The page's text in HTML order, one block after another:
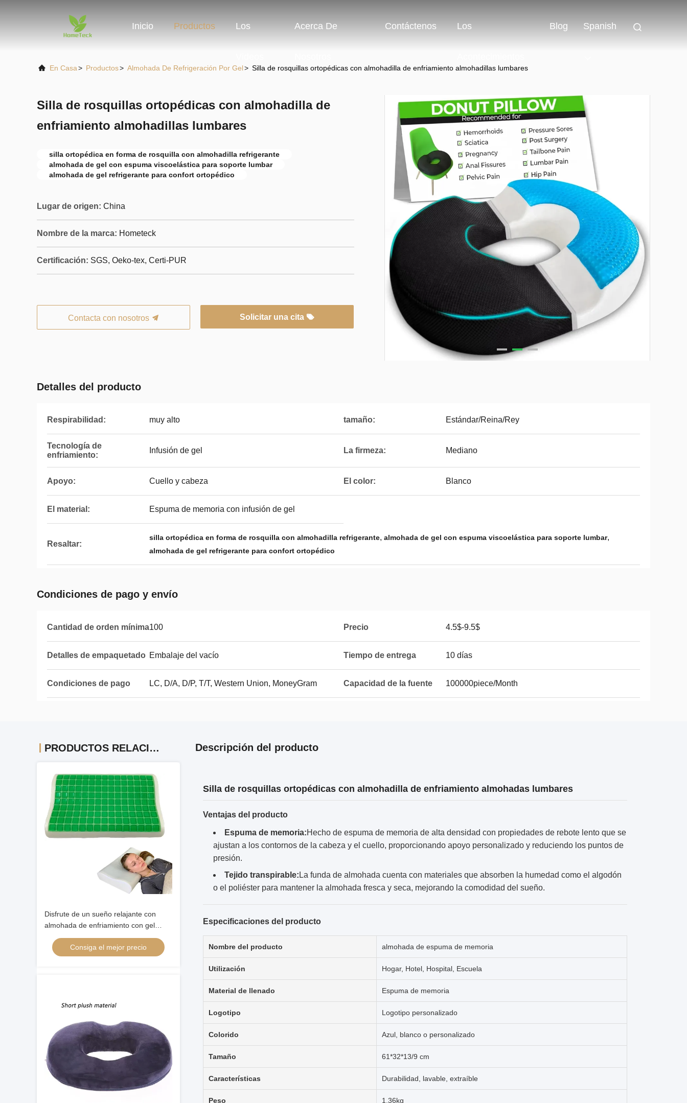
Inicio Productos Los Acerca De Contáctenos Los Blog Spanish
En Casa> Productos> Almohada De Refrigeración Por Gel> Silla de rosquillas ortopédicas con almohadilla de enfriamiento almohadillas lumbares
Silla de rosquillas ortopédicas con almohadilla de
enfriamiento almohadillas lumbares
silla ortopédica en forma de rosquilla con almohadilla refrigerante
almohada de gel con espuma viscoelástica para soporte lumbar
almohada de gel refrigerante para confort ortopédico
Lugar de origen: China
Nombre de la marca: Hometeck
Certificación: SGS, Oeko-tex, Certi-PUR
Contacta con nosotros Solicitar una cita
Detalles del producto
Respirabilidad: muy alto tamaño: Estándar/Reina/Rey
Tecnología de
enfriamiento:
Infusión de gel La firmeza: Mediano
Apoyo: Cuello y cabeza El color: Blanco
El material: Espuma de memoria con infusión de gel
Resaltar:
silla ortopédica en forma de rosquilla con almohadilla refrigerante, almohada de gel con espuma viscoelástica para soporte lumbar,
almohada de gel refrigerante para confort ortopédico
Condiciones de pago y envío
Cantidad de orden mínima100 Precio 4.5$-9.5$
Detalles de empaquetado Embalaje del vacío Tiempo de entrega 10 días
Condiciones de pago LC, D/A, D/P, T/T, Western Union, MoneyGram Capacidad de la fuente 100000piece/Month
PRODUCTOS RELACIONADOS
Disfrute de un sueño relajante con
almohada de enfriamiento con gel
cómodo en forma buena respirabilidad
Consiga el mejor precio
Descripción del producto
Silla de rosquillas ortopédicas con almohadilla de enfriamiento almohadas lumbares
Ventajas del producto
Espuma de memoria:Hecho de espuma de memoria de alta densidad con propiedades de rebote lento que se
ajustan a los contornos de la cabeza y el cuello, proporcionando apoyo personalizado y reduciendo los puntos de
presión.
Tejido transpirable: La funda de almohada cuenta con materiales que absorben la humedad como el algodón
o el poliéster para mantener la almohada fresca y seca, mejorando la comodidad del sueño.
Especificaciones del producto
Nombre del producto almohada de espuma de memoria
Utilización Hogar, Hotel, Hospital, Escuela
Material de llenado Espuma de memoria
Logotipo Logotipo personalizado
Colorido Azul, blanco o personalizado
Tamaño 61*32*13/9 cm
Características Durabilidad, lavable, extraíble
Peso 1.36kg